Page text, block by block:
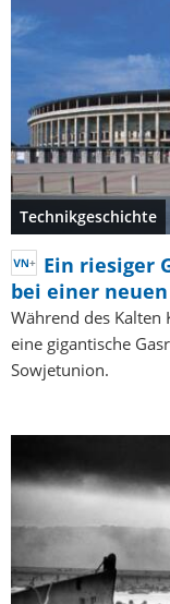
Technikgeschichte
Ein riesiger
bei einer
Während des
eine gigantische
Sowjetunion.